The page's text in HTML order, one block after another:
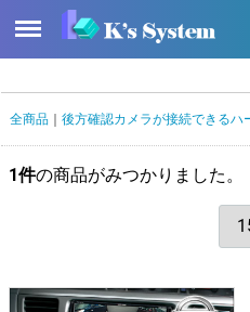
Menu
全商品 後方確認カメラが接続できるハ
1件の商品がみつかりました。